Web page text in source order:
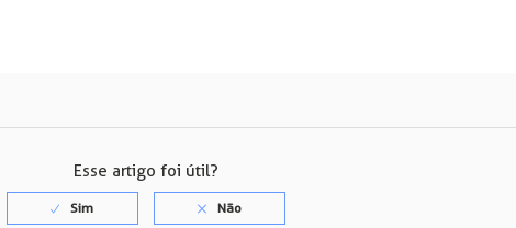
Esse artigo foi útil?